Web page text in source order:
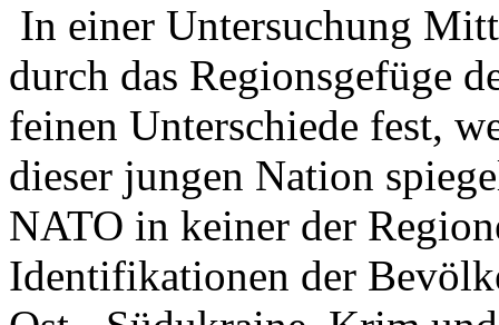
In einer Untersuchung
durch das Regionsgefüge
feinen Unterschiede fest,
dieser jungen Nation
NATO in keiner der
Identifikationen der